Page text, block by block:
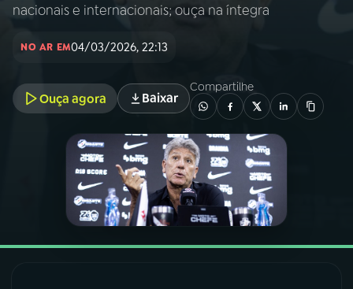
PROGRAMAS
PODCASTS
nacionais e internacionais; ouça na íntegra
NO AR EM04/03/2026, 22:13
Ouça agora Baixar
Compartilhe